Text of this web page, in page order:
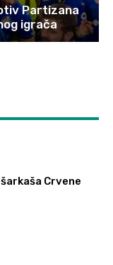
Partizana
igrača
Crvene